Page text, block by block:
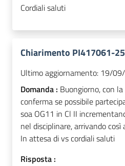
Cordiali saluti
Chiarimento PI417061-25
Ultimo aggiornamento: 19/
Domanda : Buongiorno, con
conferma se possibile
soa OG11 in Cl II
nel disciplinare, arrivando
In attesa di vs cordiali saluti
Risposta :